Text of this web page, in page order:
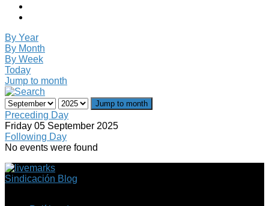
By Year
By Month
By Week
Today
Jump to month
Jump to month
Preceding Day
Friday 05 September 2025
Following Day
No events were found
Sindicación Blog